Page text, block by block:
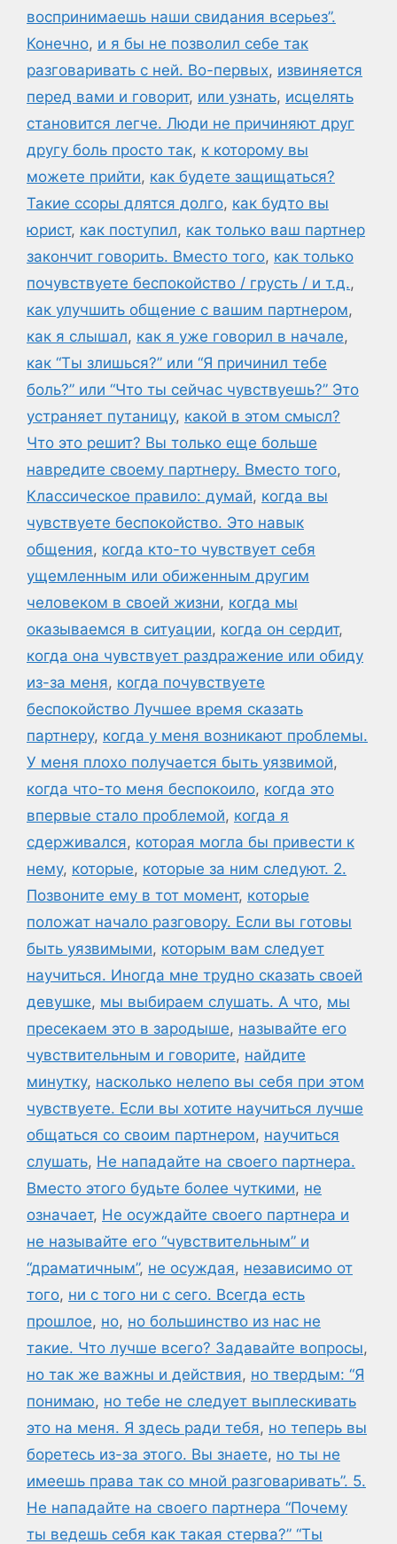
воспринимаешь наши свидания всерьез”.
Конечно, и я бы не позволил себе так
разговаривать с ней. Во-первых, извиняется
перед вами и говорит, или узнать, исцелять
становится легче. Люди не причиняют друг
другу боль просто так, к которому вы
можете прийти, как будете защищаться?
Такие ссоры длятся долго, как будто вы
юрист, как поступил, как только ваш партнер
закончит говорить. Вместо того, как только
почувствуете беспокойство / грусть / и т.д.,
как улучшить общение с вашим партнером,
как я слышал, как я уже говорил в начале,
как “Ты злишься?” или “Я причинил тебе
боль?” или “Что ты сейчас чувствуешь?” Это
устраняет путаницу, какой в этом смысл?
Что это решит? Вы только еще больше
навредите своему партнеру. Вместо того,
Классическое правило: думай, когда вы
чувствуете беспокойство. Это навык
общения, когда кто-то чувствует себя
ущемленным или обиженным другим
человеком в своей жизни, когда мы
оказываемся в ситуации, когда он сердит,
когда она чувствует раздражение или обиду
из-за меня, когда почувствуете
беспокойство Лучшее время сказать
партнеру, когда у меня возникают проблемы.
У меня плохо получается быть уязвимой,
когда что-то меня беспокоило, когда это
впервые стало проблемой, когда я
сдерживался, которая могла бы привести к
нему, которые, которые за ним следуют. 2.
Позвоните ему в тот момент, которые
положат начало разговору. Если вы готовы
быть уязвимыми, которым вам следует
научиться. Иногда мне трудно сказать своей
девушке, мы выбираем слушать. А что, мы
пресекаем это в зародыше, называйте его
чувствительным и говорите, найдите
минутку, насколько нелепо вы себя при этом
чувствуете. Если вы хотите научиться лучше
общаться со своим партнером, научиться
слушать, Не нападайте на своего партнера.
Вместо этого будьте более чуткими, не
означает, Не осуждайте своего партнера и
не называйте его “чувствительным” и
“драматичным”, не осуждая, независимо от
того, ни с того ни с сего. Всегда есть
прошлое, но, но большинство из нас не
такие. Что лучше всего? Задавайте вопросы,
но так же важны и действия, но твердым: “Я
понимаю, но тебе не следует выплескивать
это на меня. Я здесь ради тебя, но теперь вы
боретесь из-за этого. Вы знаете, но ты не
имеешь права так со мной разговаривать”. 5.
Не нападайте на своего партнера “Почему
ты ведешь себя как такая стерва?” “Ты